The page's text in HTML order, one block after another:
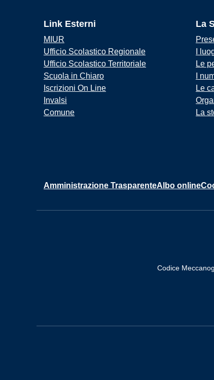
Link Esterni
MIUR
Ufficio Scolastico Regionale
Ufficio Scolastico Territoriale
Scuola in Chiaro
Iscrizioni On Line
Invalsi
Comune
La
I
Le
I
Le
La
Amministrazione TrasparenteAlbo online
Codice